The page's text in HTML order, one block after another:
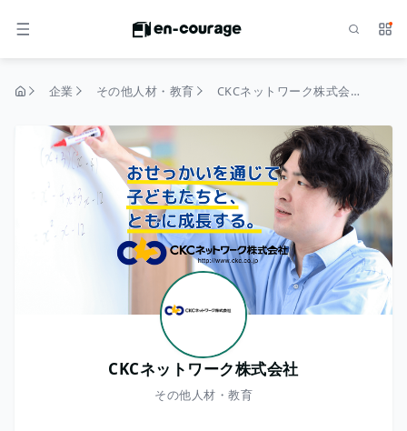
メニュー サ
企業 その他人材・教育 CKCネットワーク株式会社
CKCネットワーク株式会社
その他人材・教育